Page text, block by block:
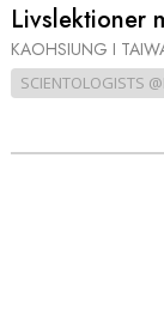
Livslektioner
KAOHSIUNG I
SCIENTOLOGISTS